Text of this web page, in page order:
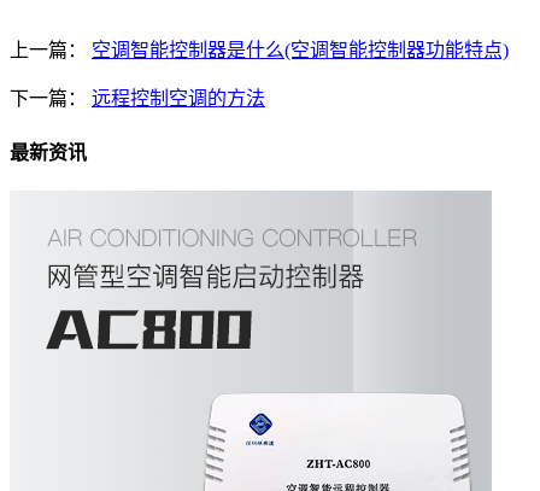
上一篇： 空调智能控制器是什么(空调智能控制器功能特点)
下一篇： 远程控制空调的方法
最新资讯